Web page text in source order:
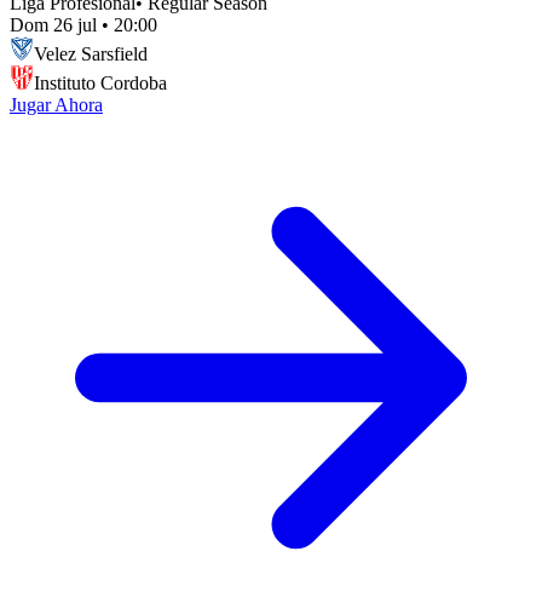
Dom 26 jul • 20:00
Velez Sarsfield
Instituto Cordoba
Jugar Ahora